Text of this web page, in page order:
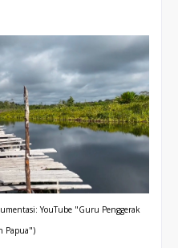
YouTube "Guru Penggerak
Papua")